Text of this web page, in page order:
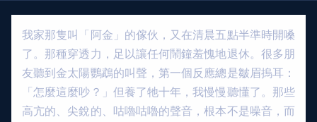
我家那隻叫「阿金」的傢伙，又在清晨五點半準時開嗓
了。那種穿透力，足以讓任何鬧鐘羞愧地退休。很多朋
友聽到金太陽鸚鵡的叫聲，第一個反應總是皺眉摀耳：
「怎麼這麼吵？」但養了牠十年，我慢慢聽懂了。那些
高亢的、尖銳的、咕嚕咕嚕的聲音，根本不是噪音，而